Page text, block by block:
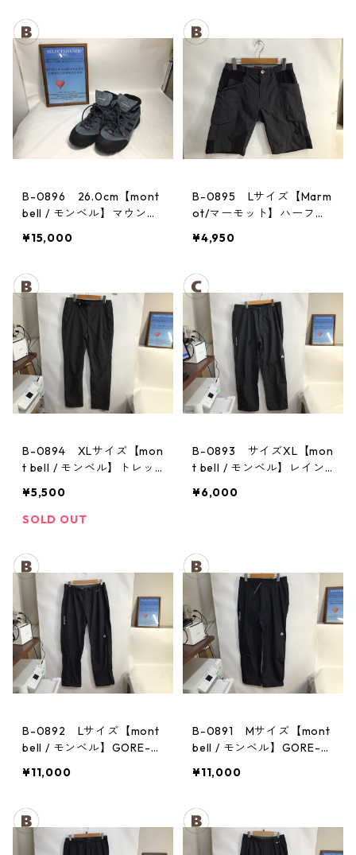
B-0896 26.0cm【mont
bell / モンベル】マウンテ
¥15,000
B-0895 Lサイズ【Marm
ot/マーモット】ハーフパ
Men's DGBK
¥4,950
B-0894 XLサイズ【mon
t bell / モンベル】トレッ
チ レディース GM
¥5,500
SOLD OUT
B-0893 サイズXL【mon
t bell / モンベル】レイン
メンズ
¥6,000
B-0892 Lサイズ【mont
bell / モンベル】GORE-T
パンツ：メンズBK
¥11,000
B-0891 Mサイズ【mont
bell / モンベル】GORE-T
パンツ：メンズBK
¥11,000